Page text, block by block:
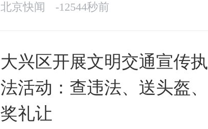
北京快闻 -12544秒前
大兴区开展文明交通宣传执
法活动：查违法、送头盔、
奖礼让